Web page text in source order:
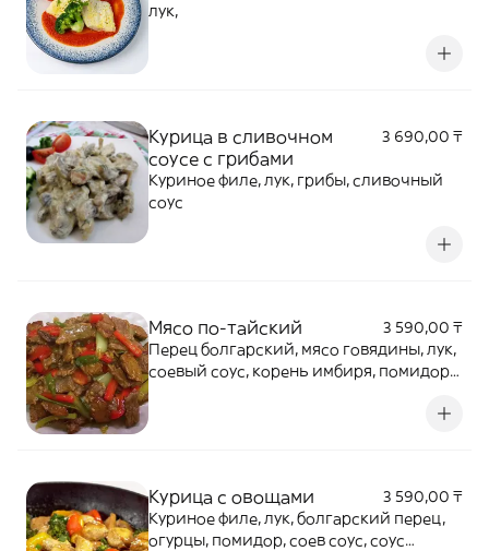
лук,
Курица в сливочном
соусе с грибами
3 690,00 ₸
Куриное филе, лук, грибы, сливочный
соус
Мясо по-тайский
3 590,00 ₸
Перец болгарский, мясо говядины, лук,
соевый соус, корень имбиря, помидоры
Курица с овощами
3 590,00 ₸
Куриное филе, лук, болгарский перец,
огурцы, помидор, соев соус, соус